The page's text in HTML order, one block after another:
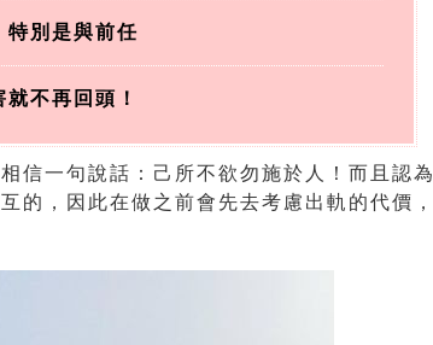
特別是與前任
不再回頭！
信一句說話：己所不欲勿施於人！而且認為
的，因此在做之前會先去考慮出軌的代價，